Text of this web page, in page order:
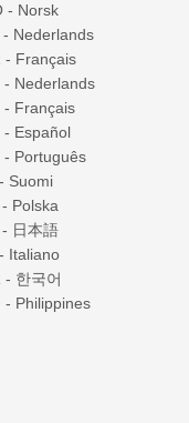
- Norsk
- Nederlands
- Français
- Nederlands
- Français
- Español
- Português
Suomi
- Polska
日本語
Italiano
- 한국어
- Philippines